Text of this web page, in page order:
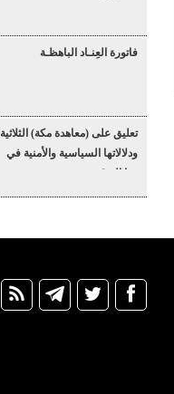
فاتورة العِنـاد الباهظـة
تعليق على (معاهدة مكة) الثلاثية
ودلالاتها السياسية والأمنية في
هذا التوقيت